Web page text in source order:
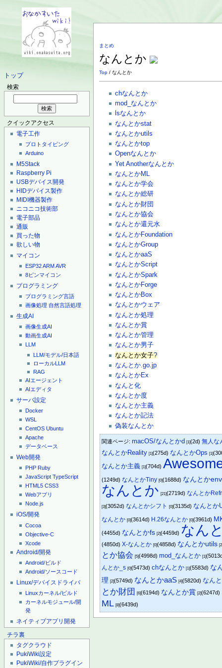
トップ
検索
クイックアクセス
電子工作
プロトタイピング
Arduino
M5Stack
Raspberry Pi
USBデバイス開発
HIDデバイス製作
MIDI機器製作
ニコニコ技術部
電子部品
通販
買った物
欲しい物
マイコン
ESP32ARMAVR
8ピンマイコン
プログラミング
プログラミング言語
画像処理 自然言語処理
生成AI
画像生成AI
動画生成AI
LLM
LLM/モデル/日本語
ローカルLLM
RAG
AIエージェント
AIエディタ
サーバ設定
Docker
WSL
CentOS Ubuntu
Apache
データベース
Web開発
PHP Ruby
JavaScript TypeScript
HTML5 CSS3
Webアプリ
Node.js
iOS/開発
Cocoa
Objective-C
Xcode
Android/開発
Android/ビルド
Android/ソースコード
Linux/デバイスドライバ
Linuxカーネル/ビルド
カーネルモジュール/開
発
ネイティブアプリ開発
チラ裏
タグクラウド
PukiWiki設定
PukiWiki/自作プラグイン
まとめ
なんとか
Top / なんとか
chなんとか
mod_なんとか
lsなんとか
なんとかstat
なんとかutils
なんとかtop
Openなんとか
Yet Anotherなんとか
なんとかML
なんとか学会
なんとか総研
なんとか財団
なんとか協会
なんとか還元水
なんとかFoundation
なんとかGroup
なんとかaaS
なんとかScript
なんとかSpark
なんとかForge
なんとかBox
なんとかウェア
なんとか処理
なんとか賞
なんとか管理
なんとか男子
なんとか女子?
なんとか.go.jp
なんとかEx
なんと化
なんとか度
なんとか主義
なんとか記法
偽装なんとか
関連ページ:macOS/なんとかd [1](2d)無人な
なんとかReality [1](275d) なんとかOps [1]
なんとか主義 [1](704d)
(1249d)なんとかTiny [0](1688d) なんとかenv
なんとか [21](2719d)なんとか
[3](3052d)なんとかシフト [0](3135d) なんとか
なんとか [0](3614d) H.26なんとか [0](3961d)
(4455d) なんとかfs [2](4459d) なん
(4850d)X-なんとか [0](4858d) なんとかutils
とか協会 [5](4998d)mod_なんとか [1]
んとか_s [0](5473d)chなんとか [1](5583d) な
理 [2](5749d) なんとかaaS [4](5820d) なん
とか財団 [6](6194d) なんとか賞 [2](6247d)
ML [8](6439d)